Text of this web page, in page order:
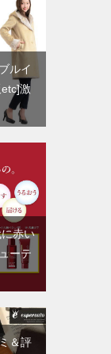
ルイ
激
赤い
ーテ
＆評